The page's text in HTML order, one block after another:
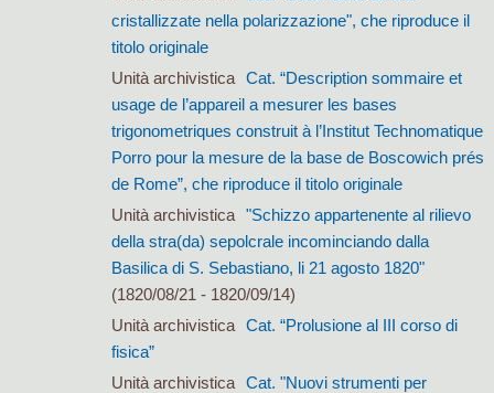
cristallizzate nella polarizzazione", che riproduce il
titolo originale
Unità archivistica Cat. “Description sommaire et
usage de l’appareil a mesurer les bases
trigonometriques construit à l’Institut Technomatique
Porro pour la mesure de la base de Boscowich prés
de Rome”, che riproduce il titolo originale
Unità archivistica "Schizzo appartenente al rilievo
della stra(da) sepolcrale incominciando dalla
Basilica di S. Sebastiano, li 21 agosto 1820"
(1820/08/21 - 1820/09/14)
Unità archivistica Cat. “Prolusione al III corso di
fisica”
Unità archivistica Cat. "Nuovi strumenti per